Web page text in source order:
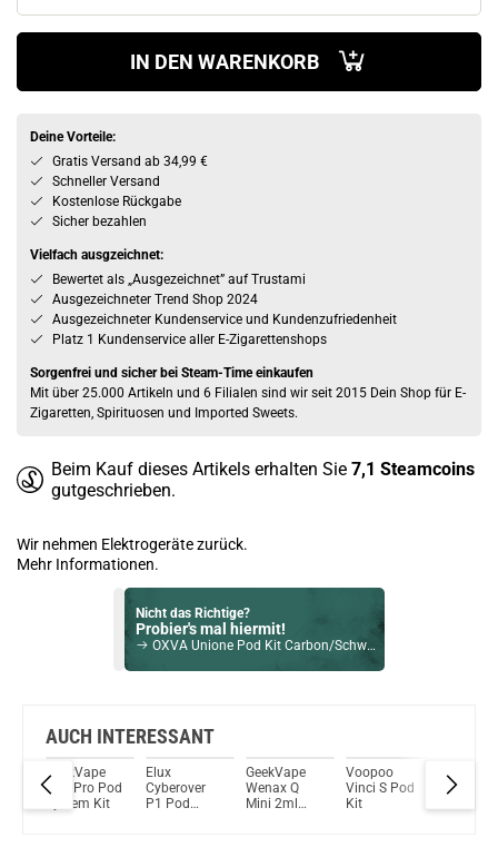
IN DEN WARENKORB
Deine Vorteile:
Gratis Versand ab 34,99 €
Schneller Versand
Kostenlose Rückgabe
Sicher bezahlen
Vielfach ausgzeichnet:
Bewertet als „Ausgezeichnet” auf Trustami
Ausgezeichneter Trend Shop 2024
Ausgezeichneter Kundenservice und Kundenzufriedenheit
Platz 1 Kundenservice aller E-Zigarettenshops
Sorgenfrei und sicher bei Steam-Time einkaufen
Mit über 25.000 Artikeln und 6 Filialen sind wir seit 2015 Dein Shop für E-
Zigaretten, Spirituosen und Imported Sweets.
Beim Kauf dieses Artikels erhalten Sie 7,1 Steamcoins
gutgeschrieben.
Wir nehmen Elektrogeräte zurück.
Mehr Informationen.
Nicht das Richtige?
Probier's mal hiermit!
OXVA Unione Pod Kit Carbon/Schwarz
Hellvape Grimm 3ml 1200mAh Pod Kit Resin Gunmetall
Du willst Kröten sparen?
Schau mal hier!
Vsticking VIY 1,8ml 750mAh Pod System Kit Gunmetal
AUCH INTERESSANT
GeekVape
DIGI Pro Pod
System Kit
Elux
Cyberover
P1 Pod
GeekVape
Wenax Q
Mini 2ml
Voopoo
Vinci S Pod
Kit
Nevoks
Pagee